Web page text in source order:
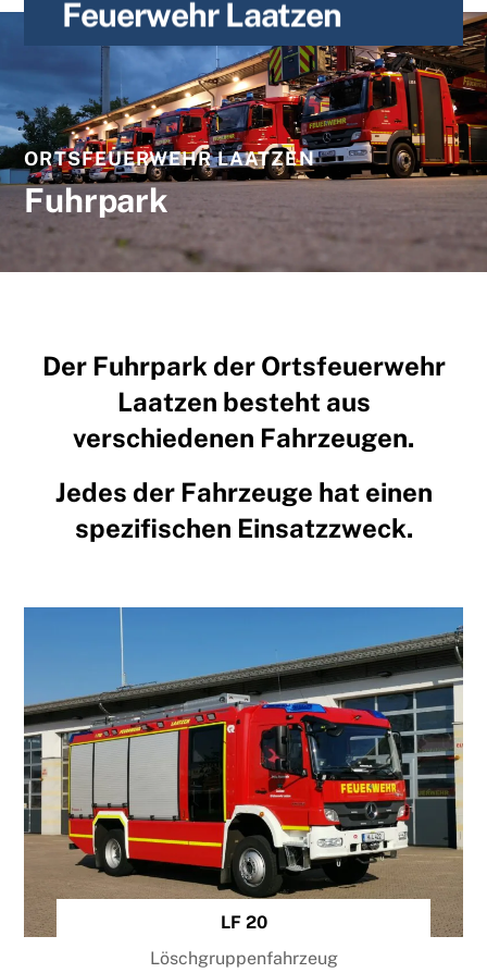
content Feuerwehr Laatzen
ORTSFEUERWEHR LAATZEN
Fuhrpark
Der Fuhrpark der Ortsfeuerwehr
Laatzen besteht aus
verschiedenen Fahrzeugen.
Jedes der Fahrzeuge hat einen
spezifischen Einsatzzweck.
LF 20
Löschgruppenfahrzeug